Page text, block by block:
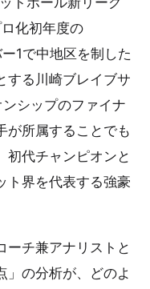
ロ化初年度の
1で中地区を制した
する川崎ブレイブサ
シップのファイナ
が所属することでも
初代チャンピオンと
ト界を代表する強豪
ーチ兼アナリストと
」の分析が、どのよ